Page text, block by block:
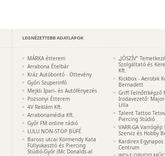
LEGNÉZETTEBB ADATLAPOK
MÁRKA étterem
Arrabona Ételbár
Kráz Autóbontó - Öttevény
Győri Szuperinfó
Mejkli Ipari- és Autófényezés
Pozsonyi Étterem
4V Reklám Kft.
Arrabonamédia Kft.
Győr FM online rádió
LULU NON-STOP BÜFÉ
Baross utcai Körmendy Kata
Füllyukasztó és Piercing
Stúdió-Győr (Mc Donalds-al
„JÓSZÍV”
Szolgáltató és
Kft.
Kickbox - Aerobik
Bernadett
Griff Felnőttképző
Irodavezető:
Lilla
Talent Tattoo
Piercing Stúdió
VARR-GA Varrógép
Szerviz és Hobby
Kardirex Egynapos
Centrum